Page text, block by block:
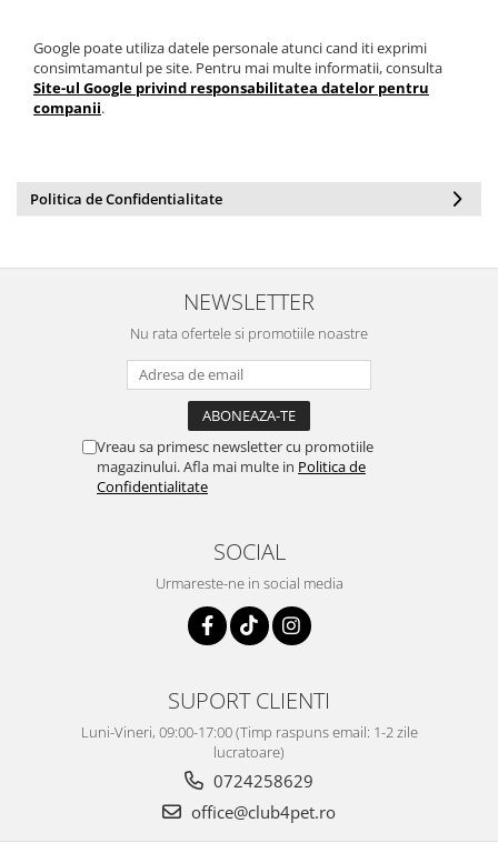
Google poate utiliza datele personale atunci cand iti exprimi
consimtamantul pe site. Pentru mai multe informatii, consulta
Site-ul Google privind responsabilitatea datelor pentru
companii.
Politica de Confidentialitate
NEWSLETTER
Nu rata ofertele si promotiile noastre
Vreau sa primesc newsletter cu promotiile
magazinului. Afla mai multe in Politica de
Confidentialitate
SOCIAL
Urmareste-ne in social media
SUPORT CLIENTI
Luni-Vineri, 09:00-17:00 (Timp raspuns email: 1-2 zile
lucratoare)
0724258629
office@club4pet.ro